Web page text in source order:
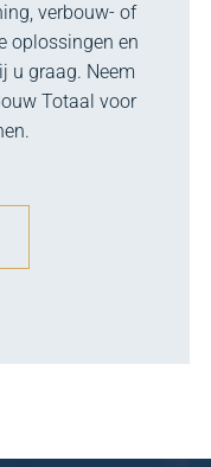
verbouw- of
oplossingen en
u graag. Neem
Totaal voor